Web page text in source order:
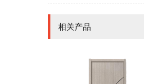
相关产品